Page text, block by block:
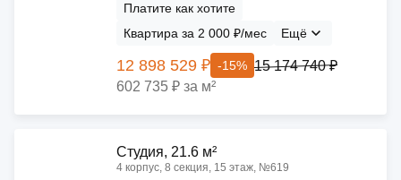
Платите как хотите
Квартира за 2 000 ₽/мес
Ещё
12 898 529 ₽ -15% 15 174 740 ₽
602 735 ₽ за м²
Cтудия, 21.6 м²
4 корпус, 8 секция, 15 этаж, №619